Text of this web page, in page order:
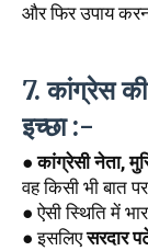
और फिर उपाय
7. कांग्रेस
इच्छा :-
● कांग्रेसी नेता,
वह किसी भी बात
● ऐसी स्थिति में
● इसलिए सरदार